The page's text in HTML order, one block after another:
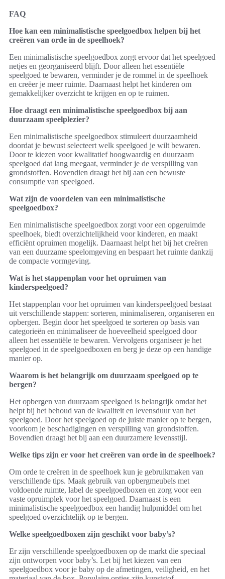
FAQ
Hoe kan een minimalistische speelgoedbox helpen bij het
creëren van orde in de speelhoek?
Een minimalistische speelgoedbox zorgt ervoor dat het speelgoed
netjes en georganiseerd blijft. Door alleen het essentiële
speelgoed te bewaren, verminder je de rommel in de speelhoek
en creëer je meer ruimte. Daarnaast helpt het kinderen om
gemakkelijker overzicht te krijgen en op te ruimen.
Hoe draagt een minimalistische speelgoedbox bij aan
duurzaam speelplezier?
Een minimalistische speelgoedbox stimuleert duurzaamheid
doordat je bewust selecteert welk speelgoed je wilt bewaren.
Door te kiezen voor kwalitatief hoogwaardig en duurzaam
speelgoed dat lang meegaat, verminder je de verspilling van
grondstoffen. Bovendien draagt het bij aan een bewuste
consumptie van speelgoed.
Wat zijn de voordelen van een minimalistische
speelgoedbox?
Een minimalistische speelgoedbox zorgt voor een opgeruimde
speelhoek, biedt overzichtelijkheid voor kinderen, en maakt
efficiënt opruimen mogelijk. Daarnaast helpt het bij het creëren
van een duurzame speelomgeving en bespaart het ruimte dankzij
de compacte vormgeving.
Wat is het stappenplan voor het opruimen van
kinderspeelgoed?
Het stappenplan voor het opruimen van kinderspeelgoed bestaat
uit verschillende stappen: sorteren, minimaliseren, organiseren en
opbergen. Begin door het speelgoed te sorteren op basis van
categorieën en minimaliseer de hoeveelheid speelgoed door
alleen het essentiële te bewaren. Vervolgens organiseer je het
speelgoed in de speelgoedboxen en berg je deze op een handige
manier op.
Waarom is het belangrijk om duurzaam speelgoed op te
bergen?
Het opbergen van duurzaam speelgoed is belangrijk omdat het
helpt bij het behoud van de kwaliteit en levensduur van het
speelgoed. Door het speelgoed op de juiste manier op te bergen,
voorkom je beschadigingen en verspilling van grondstoffen.
Bovendien draagt het bij aan een duurzamere levensstijl.
Welke tips zijn er voor het creëren van orde in de speelhoek?
Om orde te creëren in de speelhoek kun je gebruikmaken van
verschillende tips. Maak gebruik van opbergmeubels met
voldoende ruimte, label de speelgoedboxen en zorg voor een
vaste opruimplek voor het speelgoed. Daarnaast is een
minimalistische speelgoedbox een handig hulpmiddel om het
speelgoed overzichtelijk op te bergen.
Welke speelgoedboxen zijn geschikt voor baby’s?
Er zijn verschillende speelgoedboxen op de markt die speciaal
zijn ontworpen voor baby’s. Let bij het kiezen van een
speelgoedbox voor je baby op de afmetingen, veiligheid, en het